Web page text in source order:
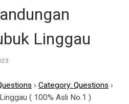
Linggau
› Category: Questions ›
( 100% Asli No.1 )